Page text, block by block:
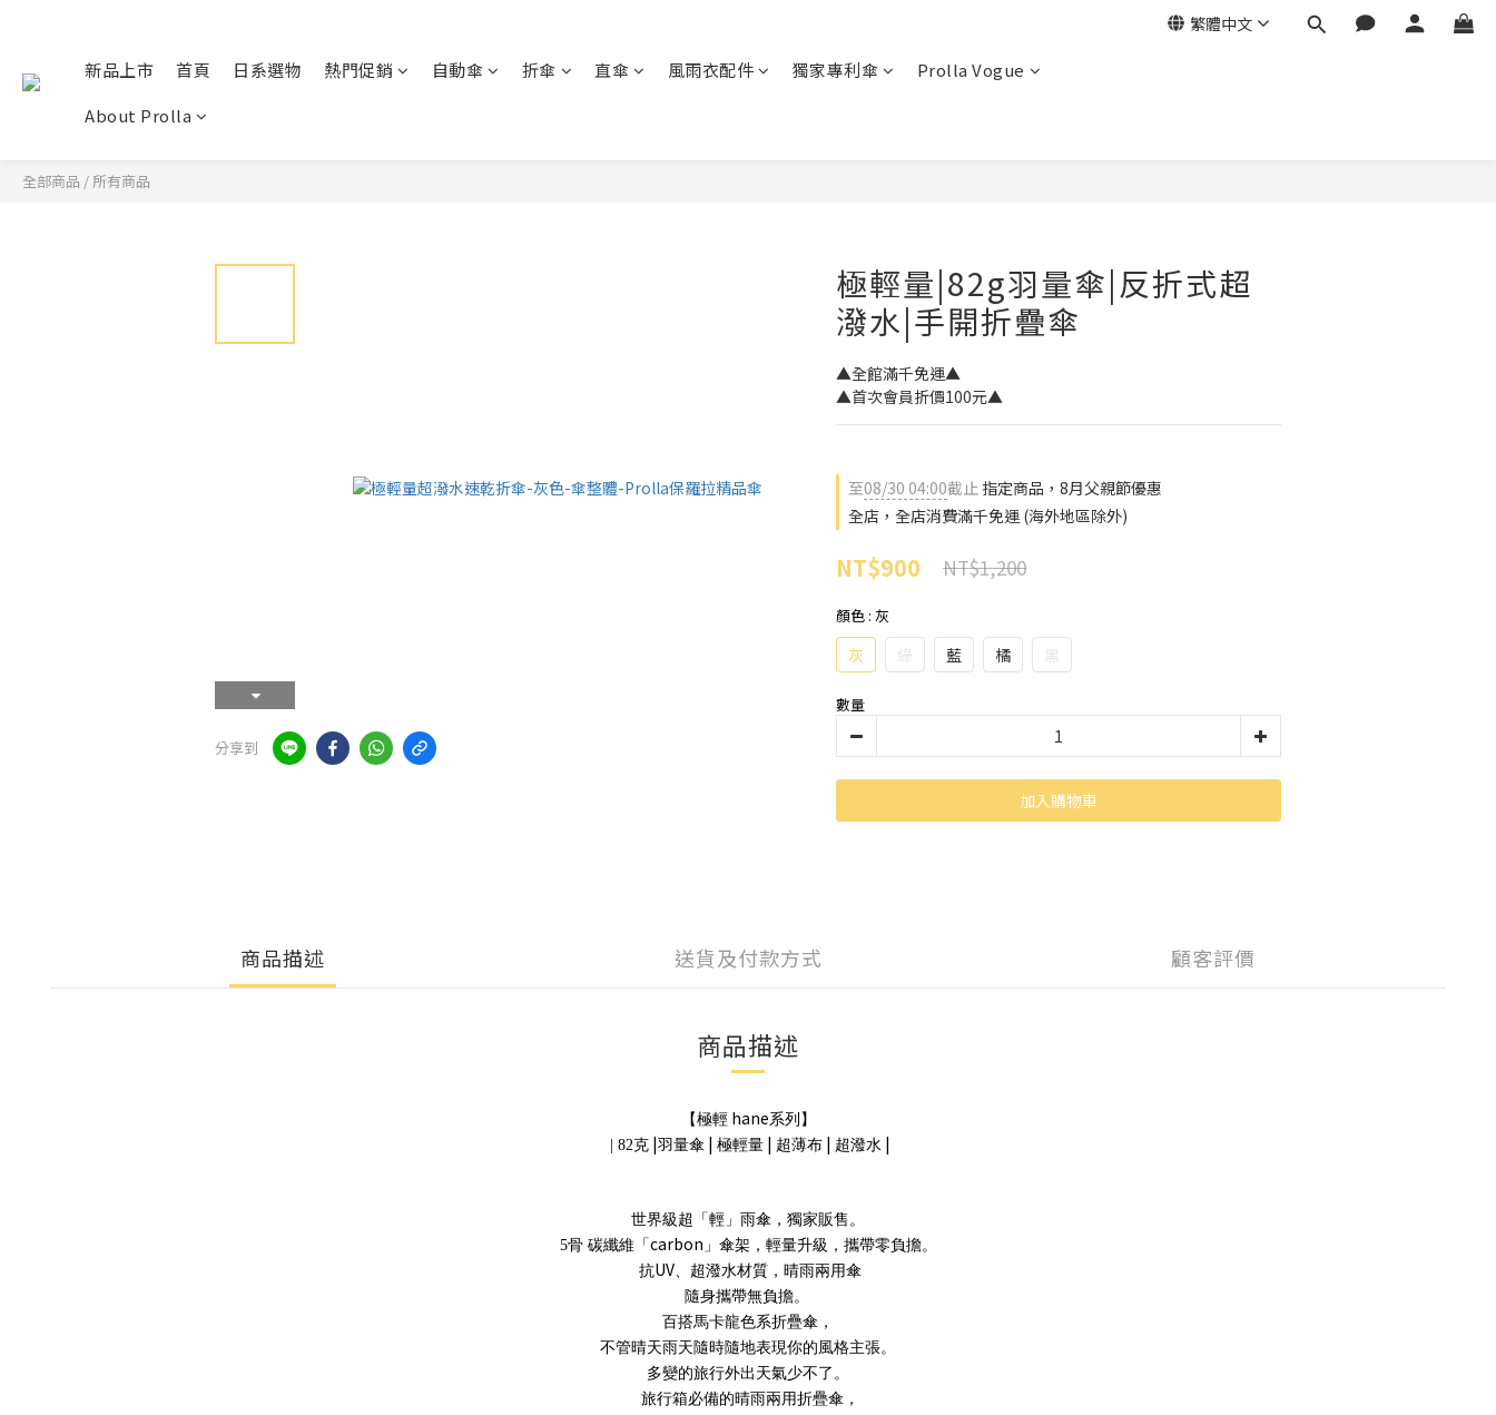
繁體中文
新品上市 首頁 日系選物 熱門促銷 自動傘 折傘 直傘 風雨衣配件 獨家專利傘
Prolla Vogue
About Prolla
全部商品 / 所有商品
分享到
極輕量|82g羽量傘|反折式超
潑水|手開折疊傘
▲全館滿千免運▲
▲首次會員折價100元▲
至08/30 04:00截止 指定商品，8月父親節優惠
全店，全店消費滿千免運 (海外地區除外)
NT$900 NT$1,200
顏色 : 灰
灰 綠 藍 橘 黑
數量
加入購物車
商品描述 送貨及付款方式 顧客評價
商品描述
【極輕hane系列】
| 82克 |羽量傘 | 極輕量 | 超薄布 | 超潑水 |
世界級超「輕」雨傘，獨家販售。
5骨 碳纖維「 carbon 」傘架，輕量升級，攜帶零負擔。
抗UV、超潑水材質，晴雨兩用傘
隨身攜帶無負擔。
百搭馬卡龍色系折疊傘，
不管晴天雨天隨時隨地表現你的風格主張。
多變的旅行外出天氣少不了。
旅行箱必備的晴雨兩用折疊傘，